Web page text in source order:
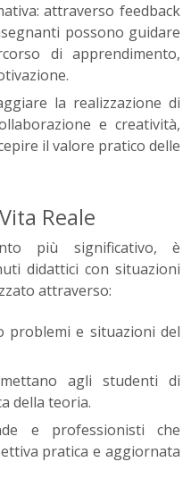
attraverso feedback
possono guidare
di apprendimento,
la realizzazione di
e creatività,
il valore pratico delle
Reale
più significativo, è
didattici con situazioni
attraverso:
problemi e situazioni del
agli studenti di
della teoria.
e professionisti che
pratica e aggiornata